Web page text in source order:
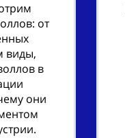
от
виды,
в
они